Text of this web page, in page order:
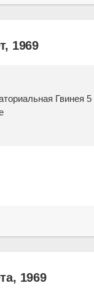
1969
1969